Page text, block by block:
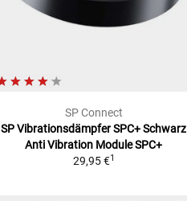
SP Connect
SP Vibrationsdämpfer SPC+ Schwarz
Anti Vibration Module SPC+
29,95 €1